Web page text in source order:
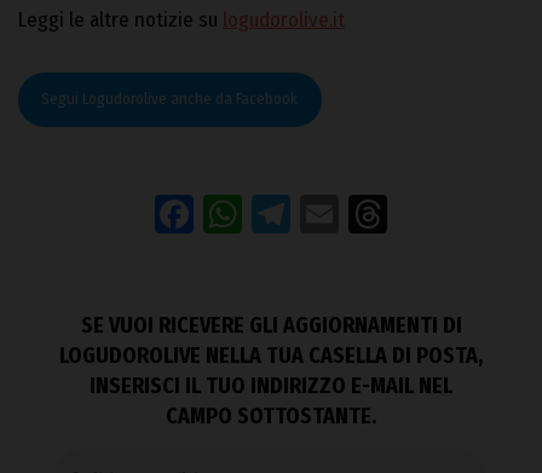
Leggi le altre notizie su logudorolive.it
Segui Logudorolive anche da Facebook
Facebook
WhatsApp
Telegram
Email
SE VUOI RICEVERE GLI AGGIORNAMENTI DI
LOGUDOROLIVE NELLA TUA CASELLA DI POSTA,
INSERISCI IL TUO INDIRIZZO E-MAIL NEL
CAMPO SOTTOSTANTE.